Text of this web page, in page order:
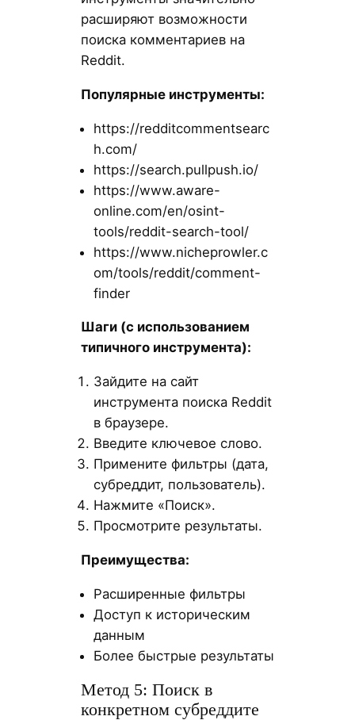
расширяют возможности
поиска комментариев на
Reddit.
Популярные инструменты:
https://redditcommentsearc
h.com/
https://search.pullpush.io/
https://www.aware-
online.com/en/osint-
tools/reddit-search-tool/
https://www.nicheprowler.c
om/tools/reddit/comment-
finder
Шаги (с использованием
типичного инструмента):
Зайдите на сайт
инструмента поиска Reddit
в браузере.
Введите ключевое слово.
Примените фильтры (дата,
субреддит, пользователь).
Нажмите «Поиск».
Просмотрите результаты.
Преимущества:
Расширенные фильтры
Доступ к историческим
данным
Более быстрые результаты
Метод 5: Поиск в
конкретном субреддите